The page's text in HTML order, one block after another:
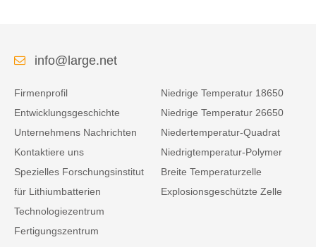
info@large.net
Firmenprofil
Entwicklungsgeschichte
Unternehmens Nachrichten
Kontaktiere uns
Spezielles Forschungsinstitut
für Lithiumbatterien
Technologiezentrum
Fertigungszentrum
Niedrige Temperatur 18650
Niedrige Temperatur 26650
Niedertemperatur-Quadrat
Niedrigtemperatur-Polymer
Breite Temperaturzelle
Explosionsgeschützte Zelle